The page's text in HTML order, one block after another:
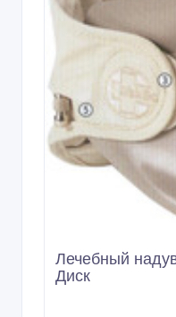
Лечебный
Диск